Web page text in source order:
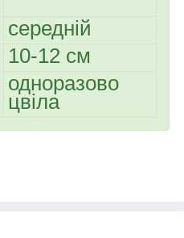
середній
10-12 см
одноразово
цвіла